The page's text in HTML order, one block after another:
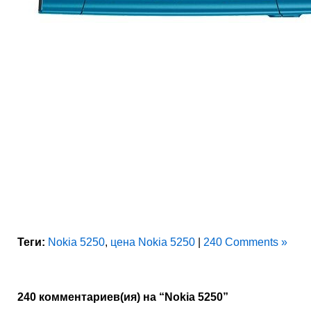
Теги: Nokia 5250, цена Nokia 5250 | 240 Comments »
240 комментариев(ия) на “Nokia 5250”